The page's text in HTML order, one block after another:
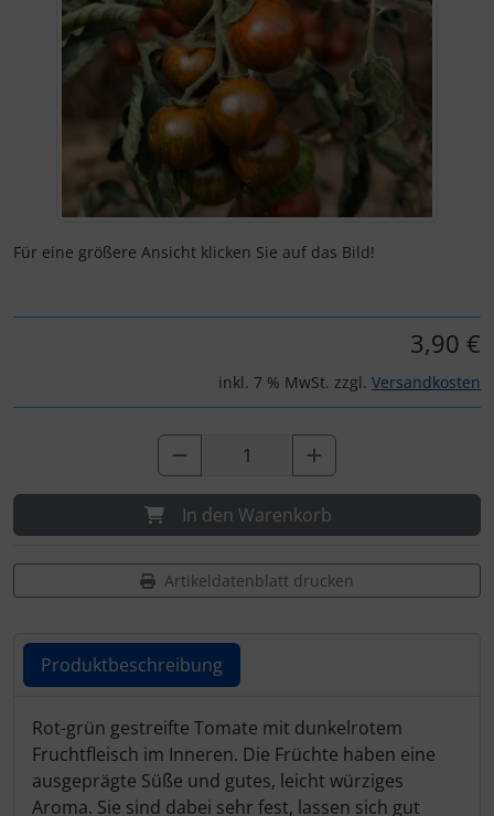
Für eine größere Ansicht klicken Sie auf das Bild!
3,90 €
inkl. 7 % MwSt. zzgl. Versandkosten
In den Warenkorb
Artikeldatenblatt drucken
Produktbeschreibung
Produktbeschreibung
Rot-grün gestreifte Tomate mit dunkelrotem
Fruchtfleisch im Inneren. Die Früchte haben eine
ausgeprägte Süße und gutes, leicht würziges
Aroma. Sie sind dabei sehr fest, lassen sich gut